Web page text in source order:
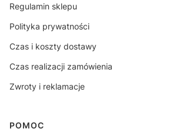
Regulamin sklepu
Polityka prywatności
Czas i koszty dostawy
Czas realizacji zamówienia
Zwroty i reklamacje
POMOC